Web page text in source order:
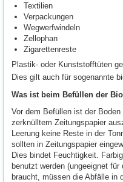
Textilien
Verpackungen
Wegwerfwindeln
Zellophan
Zigarettenreste
Plastik- oder Kunststofftüten
Dies gilt auch für sogenannte
Was ist beim Befüllen der
Vor dem Befüllen ist der
zerknülltem Zeitungspapier
Leerung keine Reste in der
sollten in Zeitungspapier
Dies bindet Feuchtigkeit.
benutzt werden (ungeeignet
braucht, müssen die Abfälle in